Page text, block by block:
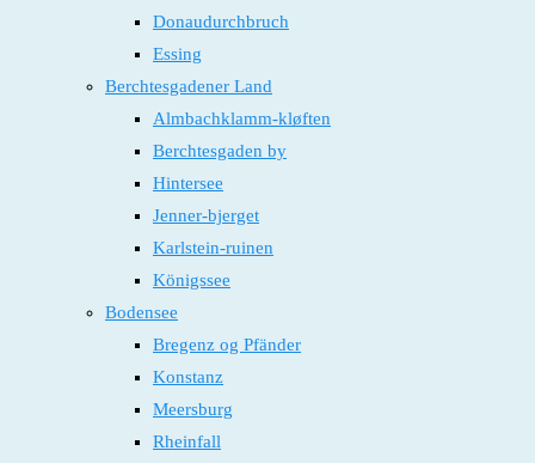
Donaudurchbruch
Essing
Berchtesgadener Land
Almbachklamm-kløften
Berchtesgaden by
Hintersee
Jenner-bjerget
Karlstein-ruinen
Königssee
Bodensee
Bregenz og Pfänder
Konstanz
Meersburg
Rheinfall